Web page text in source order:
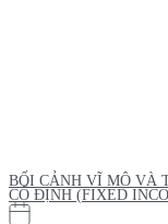
BỐI CẢNH VĨ MÔ VÀ
CỐ ĐỊNH (FIXED